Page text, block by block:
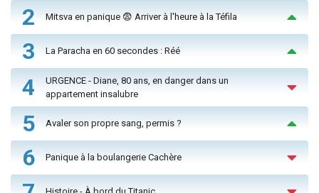
2 Mitsva en panique 😨 Arriver à l'heure à la Téfila
3 La Paracha en 60 secondes : Réé
4
URGENCE - Diane, 80 ans, en danger dans un
appartement insalubre
5 Avaler son propre sang, permis ?
6 Panique à la boulangerie Cachère